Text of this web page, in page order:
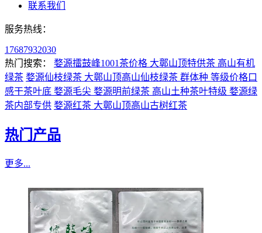
联系我们
服务热线：
17687932030
热门搜索：
婺源擂鼓峰1001茶价格 大鄣山顶特供茶 高山有机
绿茶 婺源仙枝绿茶 大鄣山顶高山仙枝绿茶 群体种 等级价格口
感干茶叶底 婺源毛尖 婺源明前绿茶 高山土种茶叶特级 婺源绿
茶内部专供 婺源红茶 大鄣山顶高山古树红茶
热门产品
更多...